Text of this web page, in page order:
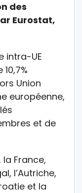
des
Eurostat,
intra-UE
Union
européenne,
et de
la France,
l’Autriche,
et la